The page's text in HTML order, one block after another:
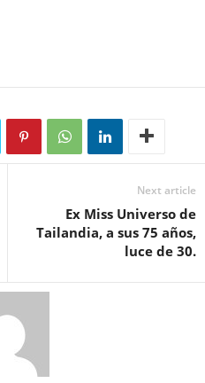
Next article
Ex Miss Universo de
Tailandia, a sus 75 años,
luce de 30.